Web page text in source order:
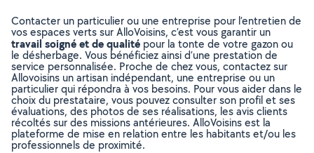
Contacter un particulier ou une entreprise pour l’entretien de
vos espaces verts sur AlloVoisins, c’est vous garantir un
travail soigné et de qualité pour la tonte de votre gazon ou
le désherbage. Vous bénéficiez ainsi d’une prestation de
service personnalisée. Proche de chez vous, contactez sur
Allovoisins un artisan indépendant, une entreprise ou un
particulier qui répondra à vos besoins. Pour vous aider dans le
choix du prestataire, vous pouvez consulter son profil et ses
évaluations, des photos de ses réalisations, les avis clients
récoltés sur des missions antérieures. AlloVoisins est la
plateforme de mise en relation entre les habitants et/ou les
professionnels de proximité.